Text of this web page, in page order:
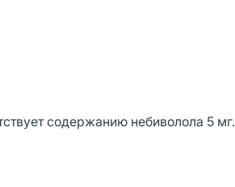
содержанию небиволола 5 мг.